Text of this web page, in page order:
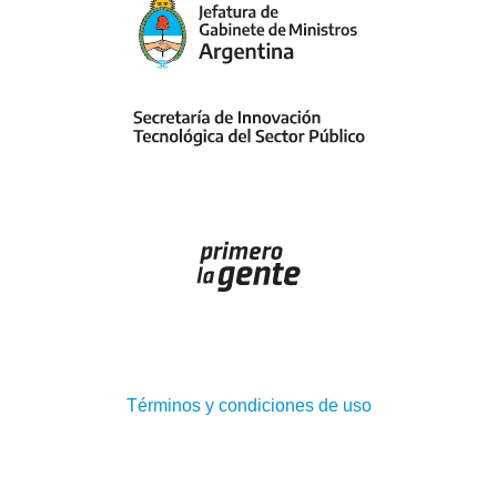
Términos y condiciones de uso(Abre